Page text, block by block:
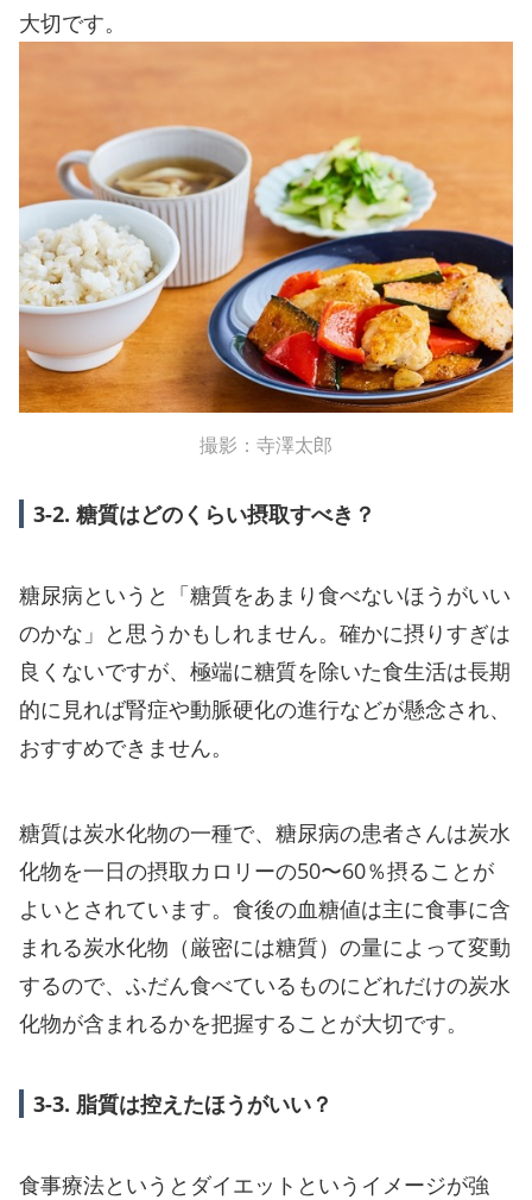
大切です。
撮影：寺澤太郎
3-2. 糖質はどのくらい摂取すべき？
糖尿病というと「糖質をあまり食べないほうがいい
のかな」と思うかもしれません。確かに摂りすぎは
良くないですが、極端に糖質を除いた食生活は長期
的に見れば腎症や動脈硬化の進行などが懸念され、
おすすめできません。
糖質は炭水化物の一種で、糖尿病の患者さんは炭水
化物を一日の摂取カロリーの50〜60％摂ることが
よいとされています。食後の血糖値は主に食事に含
まれる炭水化物（厳密には糖質）の量によって変動
するので、ふだん食べているものにどれだけの炭水
化物が含まれるかを把握することが大切です。
3-3. 脂質は控えたほうがいい？
食事療法というとダイエットというイメージが強